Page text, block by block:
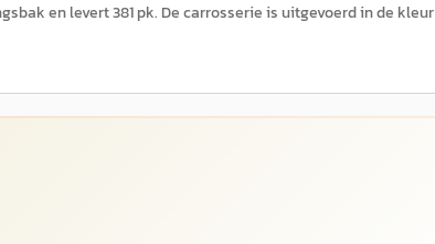
en levert 381 pk. De carrosserie is uitgevoerd in de kleur